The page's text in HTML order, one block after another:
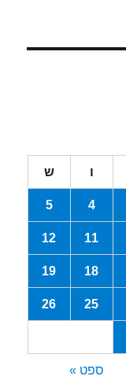
ו ש
4
5
11
12
18
19
25
26
ספט »